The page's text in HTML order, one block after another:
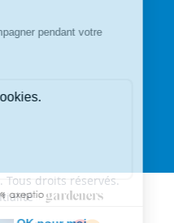
Tous droits réservés.